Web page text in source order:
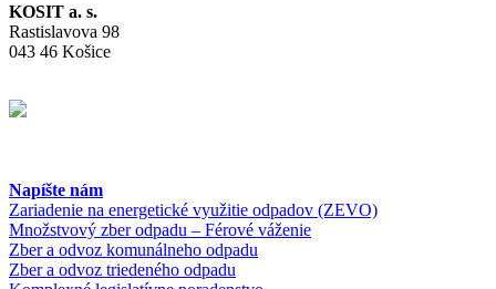
KOSIT a. s.
Rastislavova 98
043 46 Košice
Napíšte nám
Zariadenie na energetické využitie odpadov (ZEVO)
Množstvový zber odpadu – Férové váženie
Zber a odvoz komunálneho odpadu
Zber a odvoz triedeného odpadu